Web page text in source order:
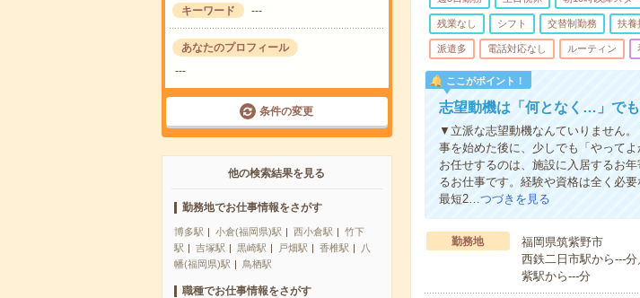
キーワード ---
あなたのプロフィール
---
条件の変更
他の検索結果を見る
勤務地でお仕事情報をさがす
博多駅 小倉(福岡県)駅 西小倉駅
竹下
駅
吉塚駅 黒崎駅 戸畑駅 香椎駅
八
幡(福岡県)駅
鳥栖駅
職種でお仕事情報をさがす
残業なし シフト 交替制勤務 扶養
派遣多 電話対応なし ルーティン
ここがポイント！
志望動機は「何となく…」で
▼立派な志望動機なんていりません
事を始めた後に、少しでも「やって
お任せするのは、施設に入居するお
るお仕事です。経験や資格は全く必
最短2…つづきを見る
勤務地
福岡県筑紫野市
西鉄二日市駅から---
紫駅から---分